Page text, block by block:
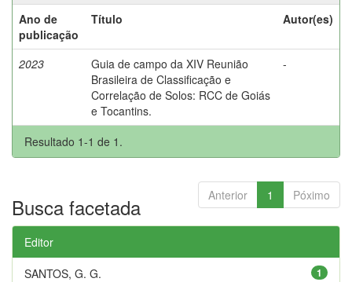
Ano de
publicação
Título Autor(es)
2023
Guia de campo da XIV Reunião
Brasileira de Classificação e
Correlação de Solos: RCC de Goiás
e Tocantins.
-
Resultado 1-1 de 1.
Anterior 1 Póximo
Busca facetada
Editor
1
SANTOS, G. G.